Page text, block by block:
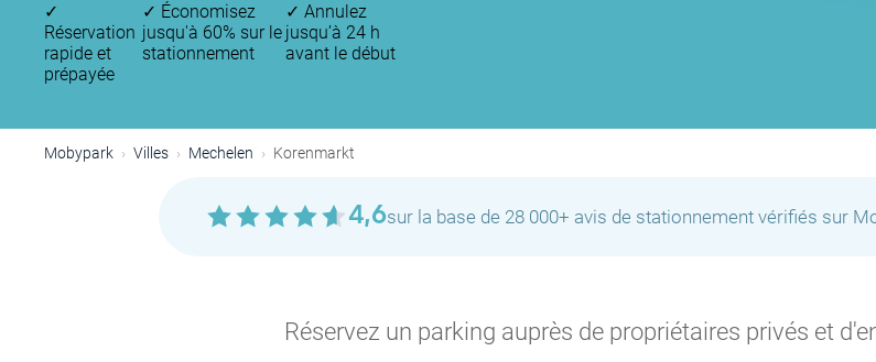
✓
Réservation
rapide et
prépayée
✓ Économisez
jusqu'à 60% sur le
stationnement
✓ Annulez
jusqu’à 24 h
avant le début
Mobypark Villes Mechelen Korenmarkt
4,6sur la base de 28 000+ avis de stationnement vérifiés sur
Réservez un parking auprès de propriétaires privés et